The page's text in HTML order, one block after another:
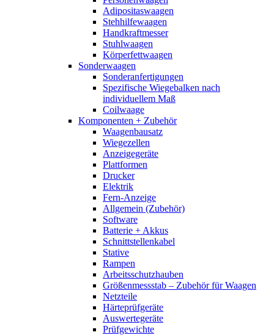
Adipositaswaagen
Stehhilfewaagen
Handkraftmesser
Stuhlwaagen
Körperfettwaagen
Sonderwaagen
Sonderanfertigungen
Spezifische Wiegebalken nach
individuellem Maß
Coilwaage
Komponenten + Zubehör
Waagenbausatz
Wiegezellen
Anzeigegeräte
Plattformen
Drucker
Elektrik
Fern-Anzeige
Allgemein (Zubehör)
Software
Batterie + Akkus
Schnittstellenkabel
Stative
Rampen
Arbeitsschutzhauben
Größenmessstab – Zubehör für Waagen
Netzteile
Härteprüfgeräte
Auswertegeräte
Prüfgewichte